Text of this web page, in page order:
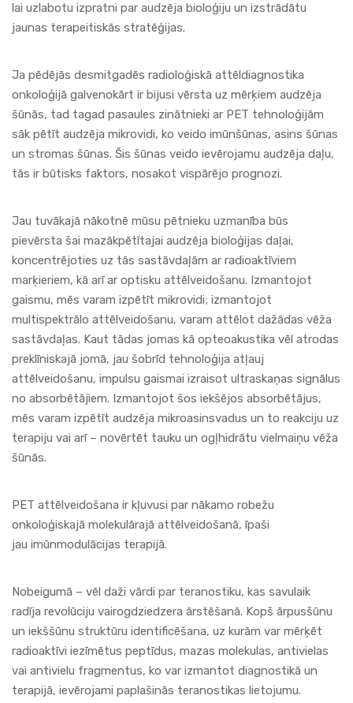
lai uzlabotu izpratni par audzēja bioloģiju un izstrādātu
jaunas terapeitiskās stratēģijas.
Ja pēdējās desmitgadēs radioloģiskā attēldiagnostika
onkoloģijā galvenokārt ir bijusi vērsta uz mērķiem audzēja
šūnās, tad tagad pasaules zinātnieki ar PET tehnoloģijām
sāk pētīt audzēja mikrovidi, ko veido imūnšūnas, asins šūnas
un stromas šūnas. Šis šūnas veido ievērojamu audzēja daļu,
tās ir būtisks faktors, nosakot vispārējo prognozi.
Jau tuvākajā nākotnē mūsu pētnieku uzmanība būs
pievērsta šai mazākpētītajai audzēja bioloģijas daļai,
koncentrējoties uz tās sastāvdaļām ar radioaktīviem
marķieriem, kā arī ar optisku attēlveidošanu. Izmantojot
gaismu, mēs varam izpētīt mikrovidi; izmantojot
multispektrālo attēlveidošanu, varam attēlot dažādas vēža
sastāvdaļas. Kaut tādas jomas kā opteoakustika vēl atrodas
preklīniskajā jomā, jau šobrīd tehnoloģija atļauj
attēlveidošanu, impulsu gaismai izraisot ultraskaņas signālus
no absorbētājiem. Izmantojot šos iekšējos absorbētājus,
mēs varam izpētīt audzēja mikroasinsvadus un to reakciju uz
terapiju vai arī – novērtēt tauku un ogļhidrātu vielmaiņu vēža
šūnās.
PET attēlveidošana ir kļuvusi par nākamo robežu
onkoloģiskajā molekulārajā attēlveidošanā, īpaši
jau imūnmodulācijas terapijā.
Nobeigumā – vēl daži vārdi par teranostiku, kas savulaik
radīja revolūciju vairogdziedzera ārstēšanā. Kopš ārpusšūnu
un iekššūnu struktūru identificēšana, uz kurām var mērķēt
radioaktīvi iezīmētus peptīdus, mazas molekulas, antivielas
vai antivielu fragmentus, ko var izmantot diagnostikā un
terapijā, ievērojami paplašinās teranostikas lietojumu.